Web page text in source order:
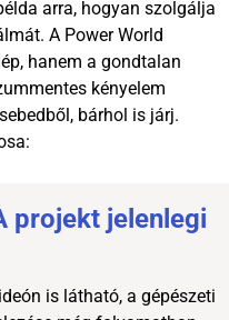
arra, hogyan szolgálja
A Power World
hanem a gondtalan
kényelem
bárhol is járj.
projekt jelenlegi
is látható, a gépészeti